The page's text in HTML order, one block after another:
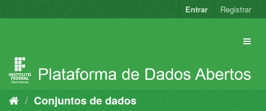
para
Entrar Registrar
Conjuntos de dados